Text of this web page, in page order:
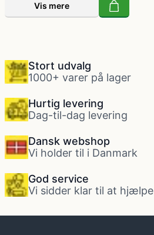
Vis mere
Stort udvalg
1000+ varer på lager
Hurtig levering
Dag-til-dag levering
Dansk webshop
Vi holder til i Danmark
God service
Vi sidder klar til at hjælpe